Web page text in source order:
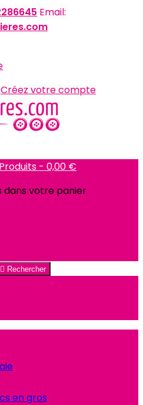
Email:
Créez votre compte
Produits - 0,00 €
dans votre panier
 Rechercher
en gros